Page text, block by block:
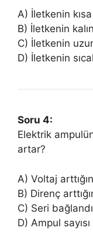
A) İletkenin kısa
B) İletkenin
C) İletkenin
D) İletkenin
Soru 4:
Elektrik
artar?
A) Voltaj
B) Direnç
C) Seri
D) Ampul